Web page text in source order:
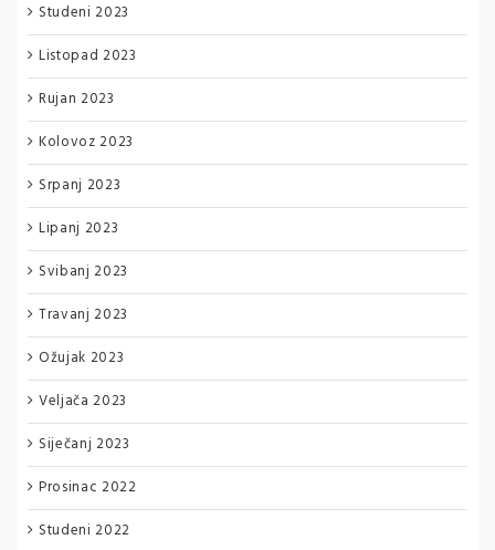
Studeni 2023
Listopad 2023
Rujan 2023
Kolovoz 2023
Srpanj 2023
Lipanj 2023
Svibanj 2023
Travanj 2023
Ožujak 2023
Veljača 2023
Siječanj 2023
Prosinac 2022
Studeni 2022